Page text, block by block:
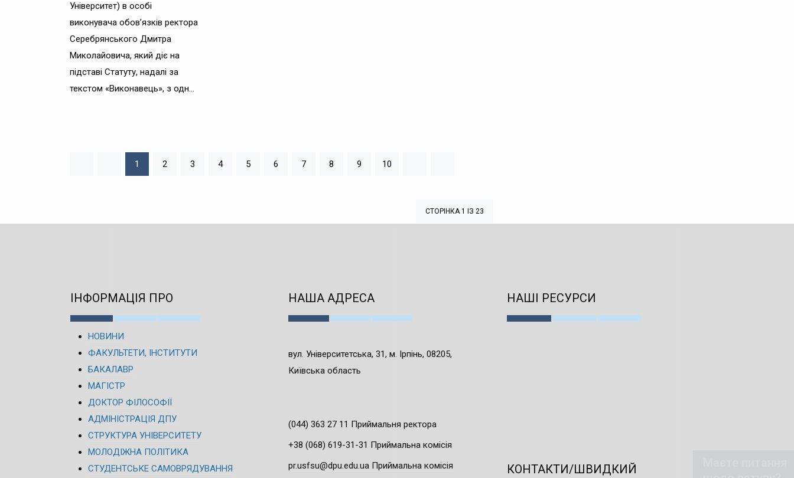
Університет) в особі
виконувача обов’язків ректора
Серебрянського Дмитра
Миколайовича, який діє на
підставі Статуту, надалі за
текстом «Виконавець», з одн...
1 2 3 4 5 6 7 8 9 10
СТОРІНКА 1 ІЗ 23
ІНФОРМАЦІЯ ПРО
НОВИНИ
ФАКУЛЬТЕТИ, ІНСТИТУТИ
БАКАЛАВР
МАГІСТР
ДОКТОР ФІЛОСОФІЇ
АДМІНІСТРАЦІЯ ДПУ
СТРУКТУРА УНІВЕРСИТЕТУ
МОЛОДІЖНА ПОЛІТИКА
СТУДЕНТСЬКЕ САМОВРЯДУВАННЯ
НАША АДРЕСА
вул. Університетська, 31, м. Ірпінь, 08205,
Київська область
(044) 363 27 11 Приймальня ректора
+38 (068) 619-31-31 Приймальна комісія
pr.usfsu@dpu.edu.ua Приймальна комісія
НАШІ РЕСУРСИ
КОНТАКТИ/ШВИДКИЙ